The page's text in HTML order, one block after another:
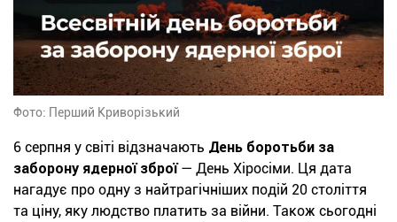
Фото: Перший Криворізький
6 серпня у світі відзначають День боротьби за
заборону ядерної зброї— День Хіросіми. Ця дата
нагадує про одну з найтрагічніших подій 20 століття
та ціну, яку людство платить за війни. Також сьогодні